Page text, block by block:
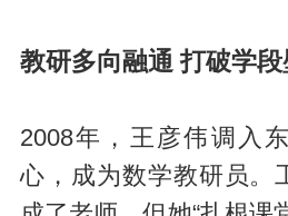
教研多向融通 打破学
2008年，王彦伟调入
心，成为数学教研员。